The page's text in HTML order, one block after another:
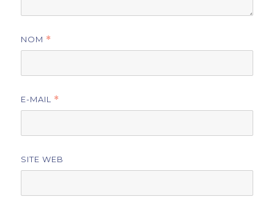
NOM *
E-MAIL *
SITE WEB